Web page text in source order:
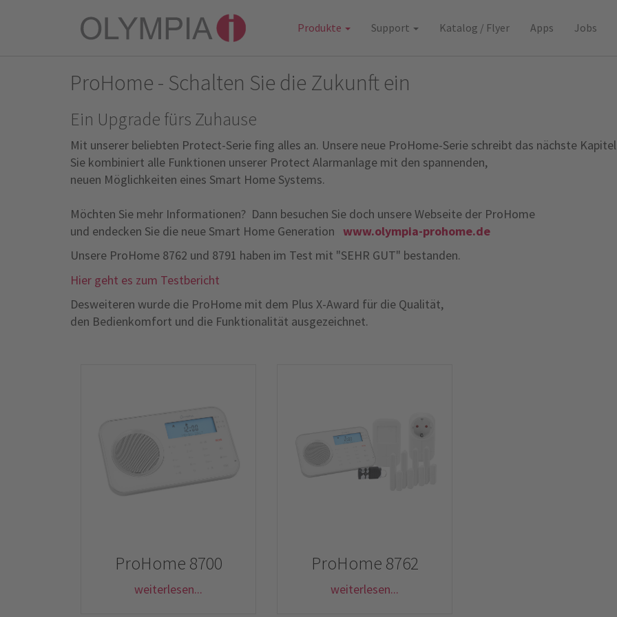
Produkte Support Katalog / Flyer Apps Jobs
ProHome - Schalten Sie die Zukunft ein
Ein Upgrade fürs Zuhause
Mit unserer beliebten Protect-Serie fing alles an. Unsere neue ProHome-Serie schreibt das nächste
Sie kombiniert alle Funktionen unserer Protect Alarmanlage mit den spannenden,
neuen Möglichkeiten eines Smart Home Systems.
Möchten Sie mehr Informationen? Dann besuchen Sie doch unsere Webseite der ProHome
und endecken Sie die neue Smart Home Generation www.olympia-prohome.de
Unsere ProHome 8762 und 8791 haben im Test mit "SEHR GUT" bestanden.
Hier geht es zum Testbericht
Desweiteren wurde die ProHome mit dem Plus X-Award für die Qualität,
den Bedienkomfort und die Funktionalität ausgezeichnet.
ProHome 8700
weiterlesen...
ProHome 8762
weiterlesen...